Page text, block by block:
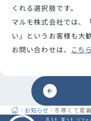
くれる選択肢です。
マルモ株式会社では、
い」というお客様も大
お問い合わせは、 こちら
お知らせ 冬寒くて夏